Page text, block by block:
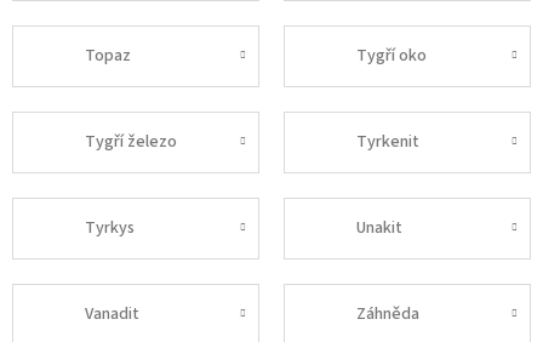
Topaz Tygří oko
Tygří železo Tyrkenit
Tyrkys Unakit
Vanadit Záhněda